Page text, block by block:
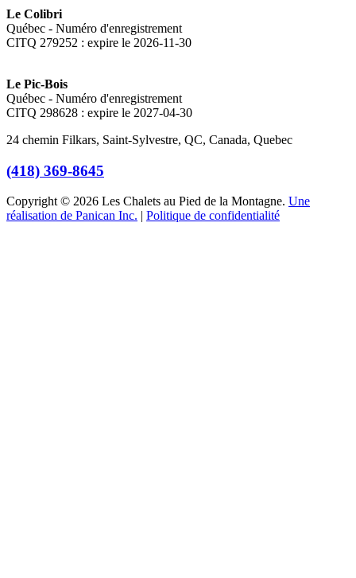
Le Colibri
Québec - Numéro d'enregistrement
CITQ 279252 : expire le 2026-11-30
Le Pic-Bois
Québec - Numéro d'enregistrement
CITQ 298628 : expire le 2027-04-30
24 chemin Filkars, Saint-Sylvestre, QC, Canada, Quebec
(418) 369-8645
Copyright © 2026 Les Chalets au Pied de la Montagne. Une
réalisation de Panican Inc. | Politique de confidentialité